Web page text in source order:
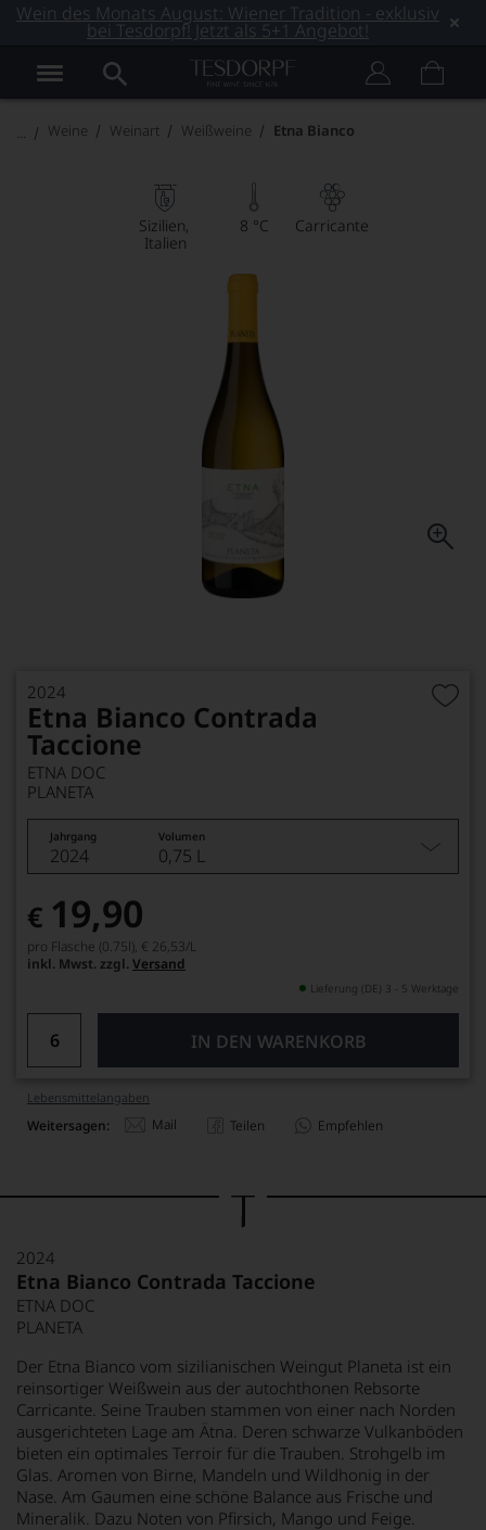
Wein des Monats August: Wiener Tradition - exklusiv
bei Tesdorpf! Jetzt als 5+1 Angebot!
Weine Weinart Weißweine Etna Bianco
Sizilien
Italien
8 °C Carricante
2024
Etna Bianco Contrada
Taccione
ETNA DOC
PLANETA
Jahrgang Volumen
2024 0,75 L
€ 19,90
pro Flasche (0.75l), € 26,53/L
inkl. Mwst. zzgl. Versand
Lieferung (DE) 3 - 5 Werktage
IN DEN WARENKORB
Lebensmittel­angaben
Weitersagen: Mail Teilen Empfehlen
2024
Etna Bianco Contrada Taccione
ETNA DOC
PLANETA
Der Etna Bianco vom sizilianischen Weingut Planeta ist ein
reinsortiger Weißwein aus der autochthonen Rebsorte
Carricante. Seine Trauben stammen von einer nach Norden
ausgerichteten Lage am Ätna. Deren schwarze Vulkanböden
bieten ein optimales Terroir für die Trauben. Strohgelb im
Glas. Aromen von Birne, Mandeln und Wildhonig in der
Nase. Am Gaumen eine schöne Balance aus Frische und
Mineralik. Dazu Noten von Pfirsich, Mango und Feige.